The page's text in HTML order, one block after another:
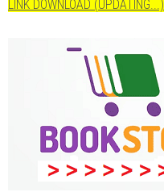
LINK DOWNLOAD (UPDATING...)